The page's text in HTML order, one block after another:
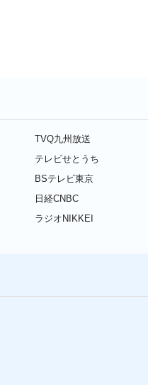
TVQ九州放送
テレビせとうち
BSテレビ東京
日経CNBC
ラジオNIKKEI